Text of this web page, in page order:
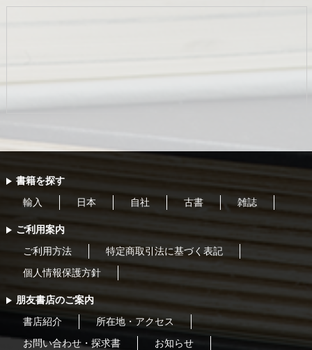
書籍を探す
輸入 日本 自社 古書 雑誌
ご利用案内
ご利用方法 特定商取引法に基づく表記
個人情報保護方針
朋友書店のご案内
書店紹介 所在地・アクセス
お問い合わせ・探求書 お知らせ